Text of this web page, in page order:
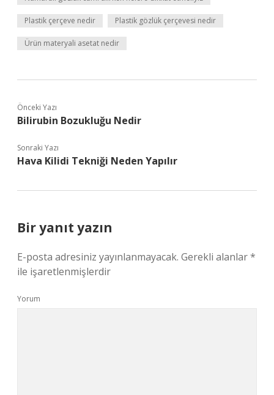
Plastik çerçeve nedir Plastik gözlük çerçevesi nedir
Ürün materyali asetat nedir
Önceki Yazı
Bilirubin Bozukluğu Nedir
Sonraki Yazı
Hava Kilidi Tekniği Neden Yapılır
Bir yanıt yazın
E-posta adresiniz yayınlanmayacak. Gerekli alanlar*
ile işaretlenmişlerdir
Yorum